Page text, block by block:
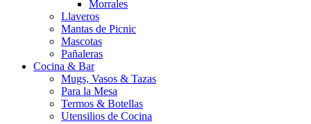
Morrales
Llaveros
Mantas de Picnic
Mascotas
Pañaleras
Cocina & Bar
Mugs, Vasos & Tazas
Para la Mesa
Termos & Botellas
Utensilios de Cocina